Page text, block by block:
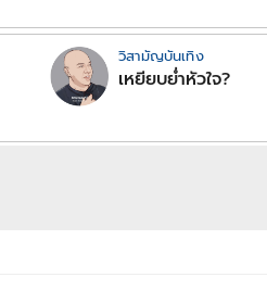
วิสามัญบันเทิง
เหยียบย่ำหัวใจ?